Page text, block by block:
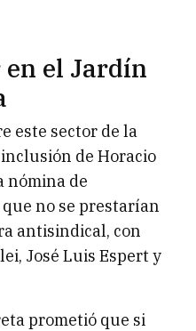
el Jardín
este sector de la
de Horacio
nómina de
no se prestarían
antisindical, con
José Luis Espert y
prometió que si